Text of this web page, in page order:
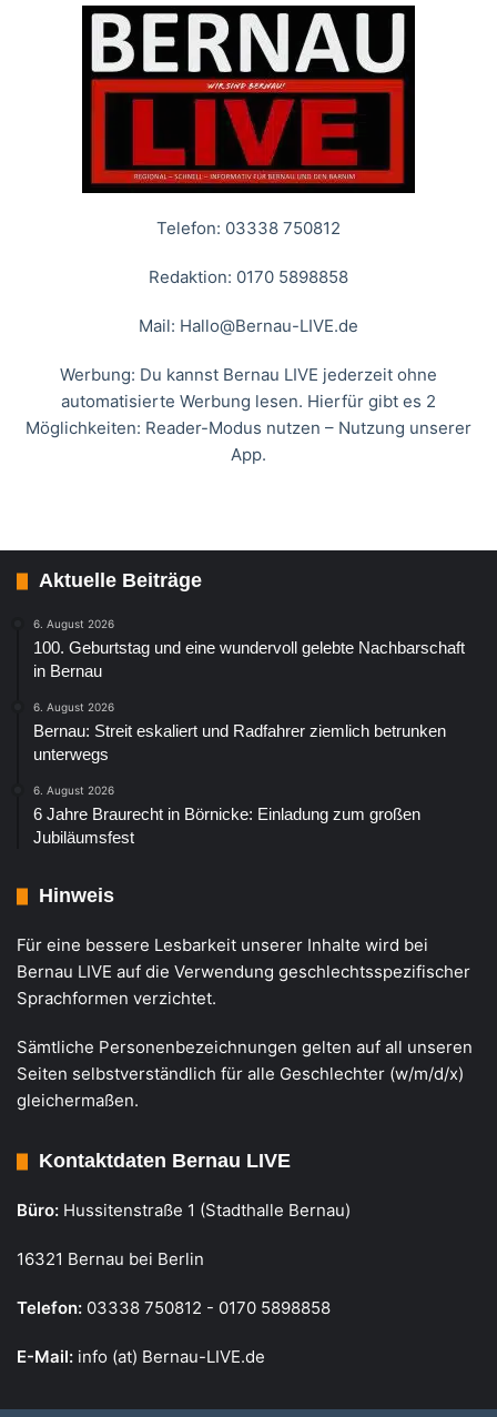
Telefon: 03338 750812
Redaktion: 0170 5898858
Mail: Hallo@Bernau-LIVE.de
Werbung: Du kannst Bernau LIVE jederzeit ohne
automatisierte Werbung lesen. Hierfür gibt es 2
Möglichkeiten: Reader-Modus nutzen – Nutzung unserer
App.
Aktuelle Beiträge
6. August 2026
100. Geburtstag und eine wundervoll gelebte Nachbarschaft
in Bernau
6. August 2026
Bernau: Streit eskaliert und Radfahrer ziemlich betrunken
unterwegs
6. August 2026
6 Jahre Braurecht in Börnicke: Einladung zum großen
Jubiläumsfest
Hinweis
Für eine bessere Lesbarkeit unserer Inhalte wird bei
Bernau LIVE auf die Verwendung geschlechtsspezifischer
Sprachformen verzichtet.
Sämtliche Personenbezeichnungen gelten auf all unseren
Seiten selbstverständlich für alle Geschlechter (w/m/d/x)
gleichermaßen.
Kontaktdaten Bernau LIVE
Büro: Hussitenstraße 1 (Stadthalle Bernau)
16321 Bernau bei Berlin
Telefon: 03338 750812 - 0170 5898858
E-Mail: info (at) Bernau-LIVE.de